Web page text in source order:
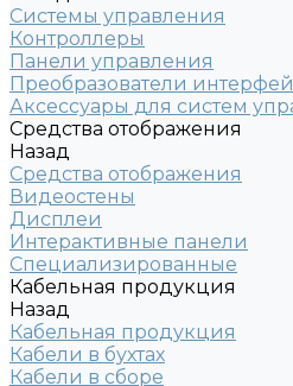
Системы управления
Контроллеры
Панели управления
Преобразователи
Аксессуары для систем
Средства отображения
Назад
Средства отображения
Видеостены
Дисплеи
Интерактивные панели
Специализированные
Кабельная продукция
Назад
Кабельная продукция
Кабели в бухтах
Кабели в сборе